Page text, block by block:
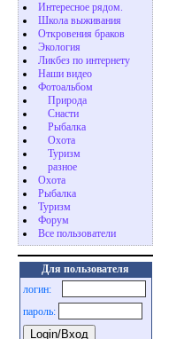
Интересное рядом.
Школа выживания
Откровения браков
Экология
Ликбез по интернету
Наши видео
Фотоальбом
Природа
Cнасти
Рыбалка
Охота
Туризм
разное
Охота
Pыбалка
Туризм
Форум
Все пользователи
Для пользователя
логин:
пароль: